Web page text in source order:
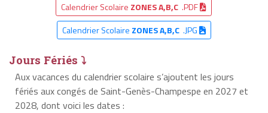
Calendrier Scolaire ZONES A,B,C .PDF
Calendrier Scolaire ZONES A,B,C.JPG
Jours Fériés ⤵
Aux vacances du calendrier scolaire s’ajoutent les jours
fériés aux congés de Saint-Genès-Champespe en 2027 et
2028, dont voici les dates :